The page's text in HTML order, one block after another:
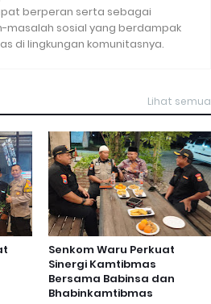
berperan serta sebagai
masalah sosial yang berdampak
di lingkungan komunitasnya.
Lihat semua
Senkom Waru Perkuat
Sinergi Kamtibmas
Bersama Babinsa dan
Bhabinkamtibmas